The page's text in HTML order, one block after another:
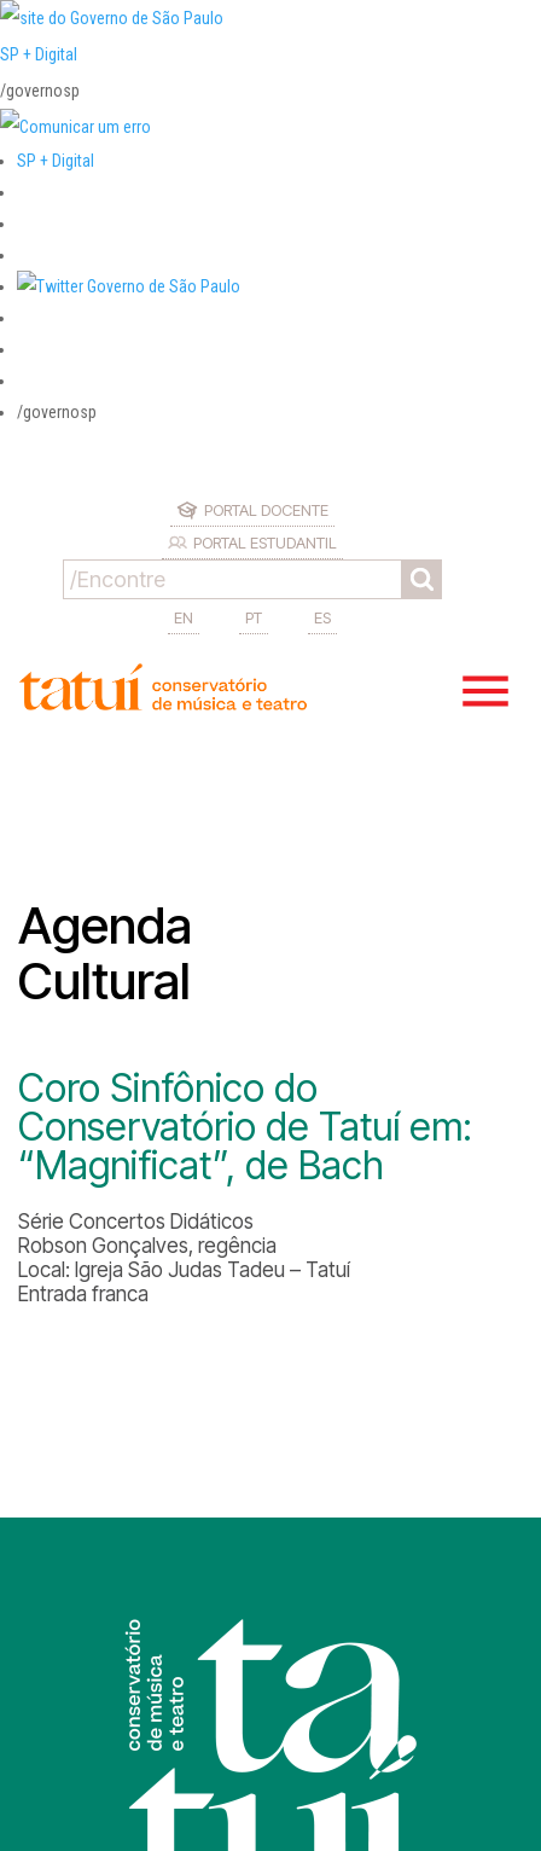
SP + Digital
/governosp
SP + Digital
/governosp
PORTAL DOCENTE
PORTAL ESTUDANTIL
EN PT ES
Agenda
Cultural
Coro Sinfônico do
Conservatório de Tatuí em:
“Magnificat”, de Bach
Série Concertos Didáticos
Robson Gonçalves, regência
Local: Igreja São Judas Tadeu – Tatuí
Entrada franca